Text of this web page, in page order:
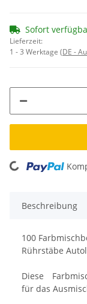
Sofort
Lieferzeit:
1 - 3 Werktage (DE -
Loading...
Beschreibung
100
Rührstäbe
Diese
für das